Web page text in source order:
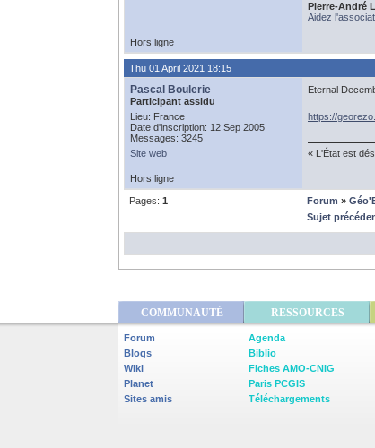
Pierre-André
Aidez
Hors ligne
Thu 01 April 2021 18:15
Pascal Boulerie
Participant assidu
Lieu: France
Date d'inscription: 12 Sep 2005
Messages: 3245
Site web
Eternal
https://
« L'État est
Hors ligne
Pages: 1 Forum »
Sujet
COMMUNAUTÉ RESSOURCES
Forum
Blogs
Wiki
Planet
Sites amis
Agenda
Biblio
Fiches AMO-CNIG
Paris PCGIS
Téléchargements